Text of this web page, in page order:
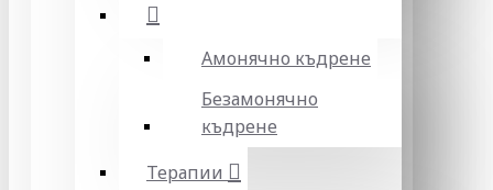
Амонячно къдрене
Безамонячно
къдрене
Терапии